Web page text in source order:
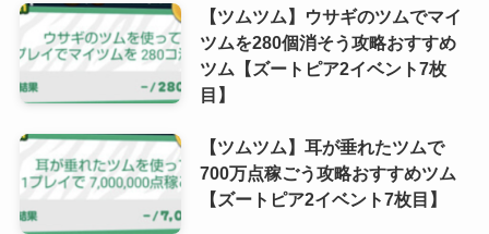
【ツムツム】ウサギのツムでマイ
ツムを280個消そう攻略おすすめ
ツム【ズートピア2イベント7枚
目】
【ツムツム】耳が垂れたツムで
700万点稼ごう攻略おすすめツム
【ズートピア2イベント7枚目】